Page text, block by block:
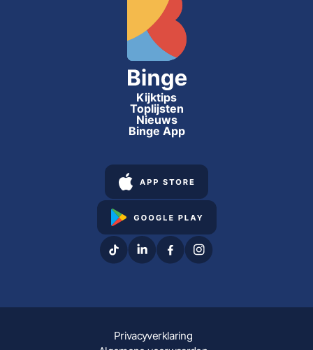
Kijktips
Toplijsten
Nieuws
Binge App
Privacyverklaring